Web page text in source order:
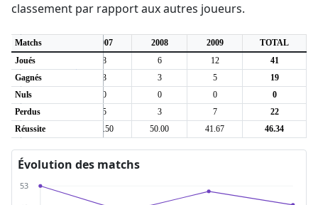
classement par rapport aux autres joueurs.
Matchs2006 2007 2008 2009
TOTAL
Joués
8 6 12
41
Gagnés
3 3 5
19
Nuls
0 0 0
0
Perdus
5 3 7
22
Réussite53.33 37.50 50.00 41.67 46.34
Évolution des matchs
53